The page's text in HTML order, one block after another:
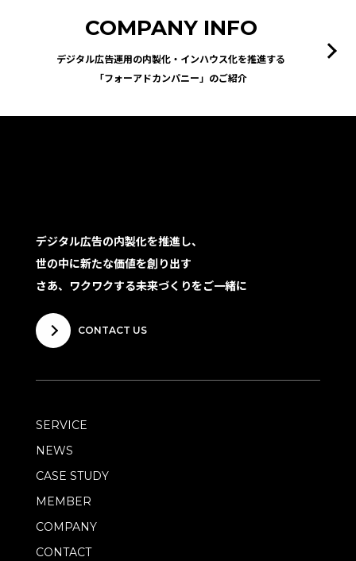
COMPANY INFO
デジタル広告運用の内製化・インハウス化を推進する
「フォーアドカンパニー」のご紹介
デジタル広告の内製化を推進し、
世の中に新たな価値を創り出す
さあ、ワクワクする未来づくりをご一緒に
CONTACT US
SERVICE
NEWS
CASE STUDY
MEMBER
COMPANY
CONTACT